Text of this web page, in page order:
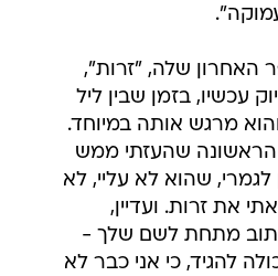
האחרון שלה, "זרות",
עכשיו, בזמן שבין ליל
מרגש אותה במיוחד.
שהעזתי ממש
שהוא לא עליי, לא
את זרות. ועדיין,
מתחת לשם שלך -
להגיד, כי אני כבר לא